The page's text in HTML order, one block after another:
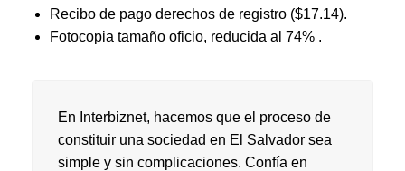
Recibo de pago derechos de registro ($17.14).
Fotocopia tamaño oficio, reducida al 74% .
En Interbiznet, hacemos que el proceso de
constituir una sociedad en El Salvador sea
simple y sin complicaciones. Confía en